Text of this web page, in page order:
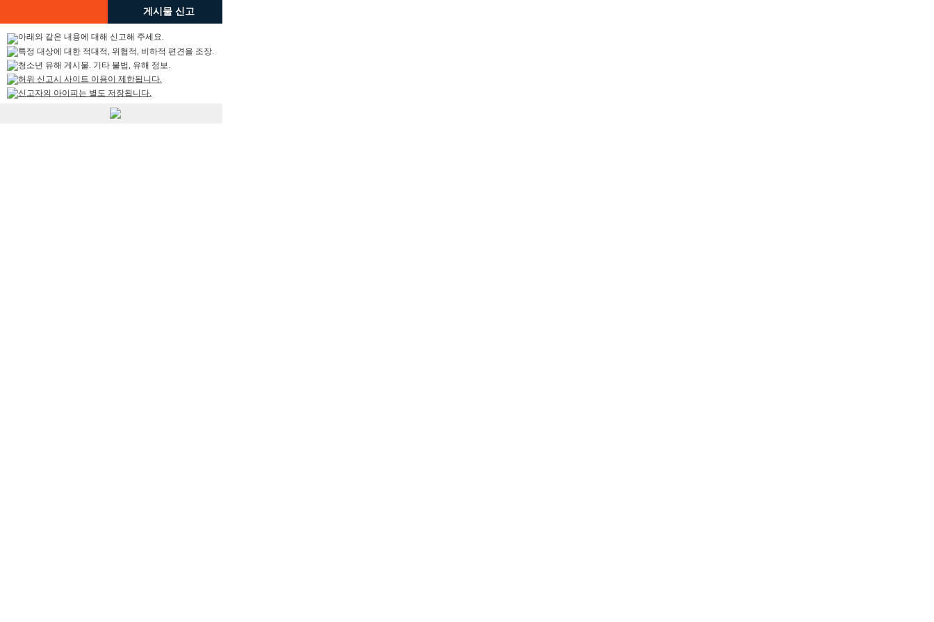
게시물 신고
아래와 같은 내용에 대해 신고해 주세요.
특정 대상에 대한 적대적, 위협적, 비하적 편견을 조장.
청소년 유해 게시물. 기타 불법, 유해 정보.
허위 신고시 사이트 이용이 제한됩니다.
신고자의 아이피는 별도 저장됩니다.